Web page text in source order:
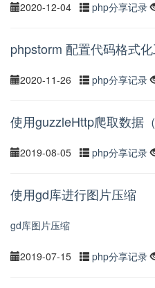
2020-12-04 php分享记录
phpstorm 配置代码格式
2020-11-26 php分享记录
使用guzzleHttp爬取数据
2019-08-05 php分享记录
使用gd库进行图片压缩
gd库图片压缩
2019-07-15 php分享记录